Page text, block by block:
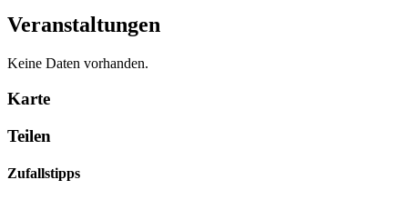
Veranstaltungen
Keine Daten vorhanden.
Karte
Teilen
Zufallstipps